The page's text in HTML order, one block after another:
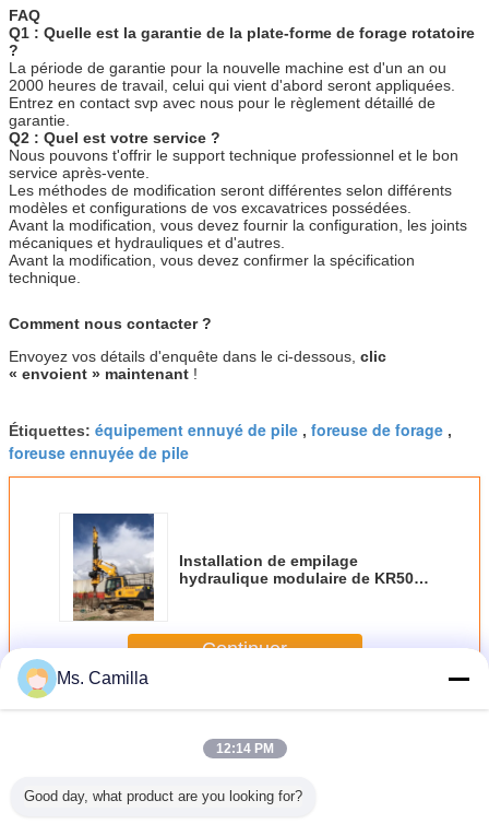
FAQ
Q1 : Quelle est la garantie de la plate-forme de forage rotatoire
?
La période de garantie pour la nouvelle machine est d'un an ou
2000 heures de travail, celui qui vient d'abord seront appliquées.
Entrez en contact svp avec nous pour le règlement détaillé de
garantie.
Q2 : Quel est votre service ?
Nous pouvons t'offrir le support technique professionnel et le bon
service après-vente.
Les méthodes de modification seront différentes selon différents
modèles et configurations de vos excavatrices possédées.
Avant la modification, vous devez fournir la configuration, les joints
mécaniques et hydrauliques et d'autres.
Avant la modification, vous devez confirmer la spécification
technique.
Comment nous contacter ?
Envoyez vos détails d'enquête dans le ci-dessous, clic
« envoient » maintenant !
Étiquettes: équipement ennuyé de pile , foreuse de forage ,
foreuse ennuyée de pile
Installation de empilage
hydraulique modulaire de KR50A,
1200 millimètres
Continuer
PlusMachine d'installation d'empilage
Ms. Camilla
12:14 PM
Good day, what product are you looking for?